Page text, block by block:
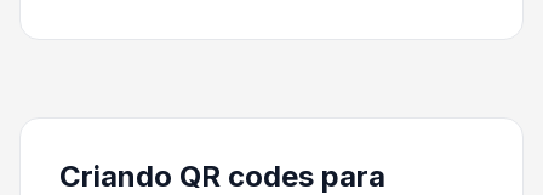
Criando QR codes para